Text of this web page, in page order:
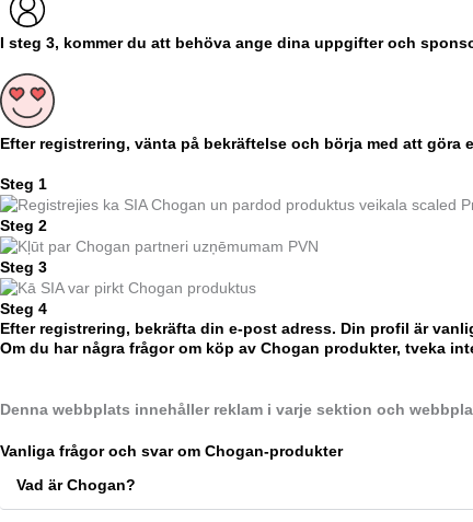
I steg 3, kommer du att behöva ange dina uppgifter och
Efter registrering, vänta på bekräftelse och börja med att
Steg 1
Steg 2
Steg 3
Steg 4
Efter registrering, bekräfta din e-post adress. Din profil är
Om du har några frågor om köp av Chogan produkter, tveka
Denna webbplats innehåller reklam i varje sektion och
Vanliga frågor och svar om Chogan-produkter
Vad är Chogan?